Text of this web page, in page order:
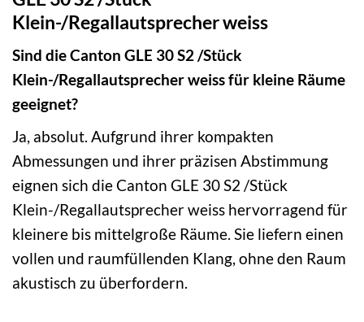
Klein-/Regallautsprecher weiss
Sind die Canton GLE 30 S2 /Stück
Klein-/Regallautsprecher weiss für kleine Räume
geeignet?
Ja, absolut. Aufgrund ihrer kompakten
Abmessungen und ihrer präzisen Abstimmung
eignen sich die Canton GLE 30 S2 /Stück
Klein-/Regallautsprecher weiss hervorragend für
kleinere bis mittelgroße Räume. Sie liefern einen
vollen und raumfüllenden Klang, ohne den Raum
akustisch zu überfordern.